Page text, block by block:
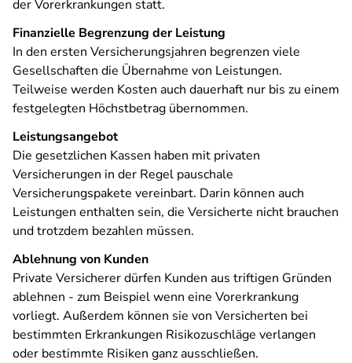
der Vorerkrankungen statt.
Finanzielle Begrenzung der Leistung
In den ersten Versicherungsjahren begrenzen viele
Gesellschaften die Übernahme von Leistungen.
Teilweise werden Kosten auch dauerhaft nur bis zu einem
festgelegten Höchstbetrag übernommen.
Leistungsangebot
Die gesetzlichen Kassen haben mit privaten
Versicherungen in der Regel pauschale
Versicherungspakete vereinbart. Darin können auch
Leistungen enthalten sein, die Versicherte nicht brauchen
und trotzdem bezahlen müssen.
Ablehnung von Kunden
Private Versicherer dürfen Kunden aus triftigen Gründen
ablehnen - zum Beispiel wenn eine Vorerkrankung
vorliegt. Außerdem können sie von Versicherten bei
bestimmten Erkrankungen Risikozuschläge verlangen
oder bestimmte Risiken ganz ausschließen.